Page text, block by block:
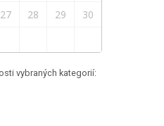
27 28 29
30
vybraných kategorií: